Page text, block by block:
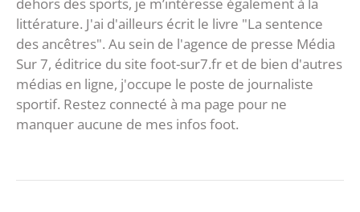
littérature. J'ai d'ailleurs écrit le livre "La sentence
des ancêtres". Au sein de l'agence de presse Média
Sur 7, éditrice du site foot-sur7.fr et de bien d'autres
médias en ligne, j'occupe le poste de journaliste
sportif. Restez connecté à ma page pour ne
manquer aucune de mes infos foot.